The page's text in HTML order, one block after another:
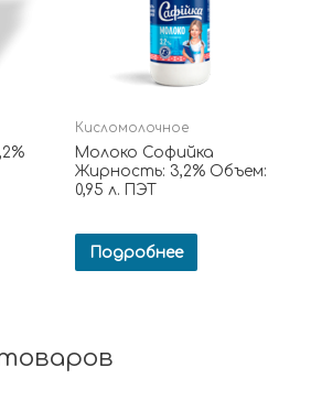
Кисломолочное
Молоко Софийка
Жирность: 3,2% Объем:
0,95 л. ПЭТ
Подробнее